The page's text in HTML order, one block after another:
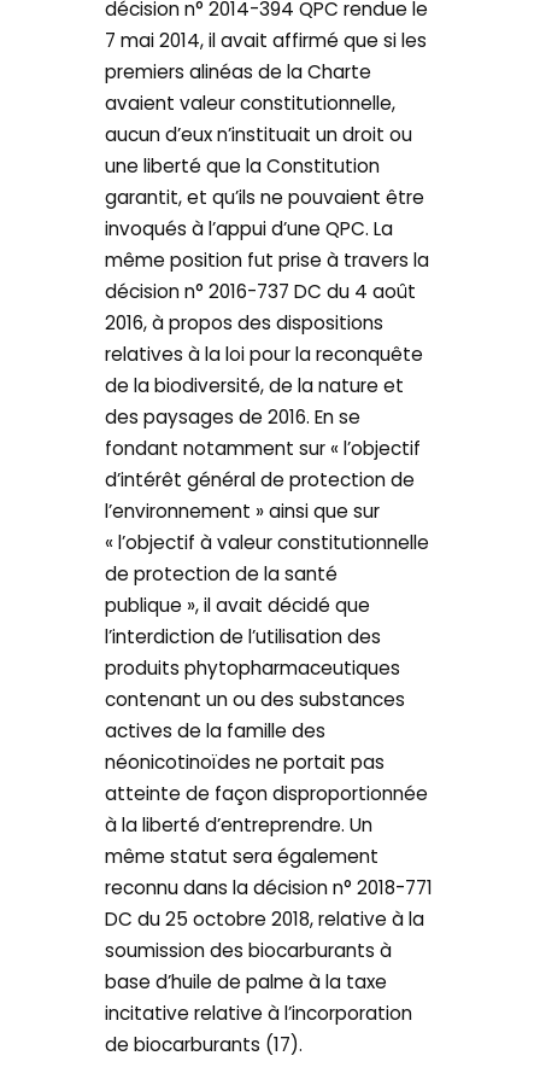
décision n° 2014-394 QPC rendue le
7 mai 2014, il avait affirmé que si les
premiers alinéas de la Charte
avaient valeur constitutionnelle,
aucun d’eux n’instituait un droit ou
une liberté que la Constitution
garantit, et qu’ils ne pouvaient être
invoqués à l’appui d’une QPC. La
même position fut prise à travers la
décision n° 2016-737 DC du 4 août
2016, à propos des dispositions
relatives à la loi pour la reconquête
de la biodiversité, de la nature et
des paysages de 2016. En se
fondant notamment sur « l’objectif
d’intérêt général de protection de
l’environnement » ainsi que sur
« l’objectif à valeur constitutionnelle
de protection de la santé
publique », il avait décidé que
l’interdiction de l’utilisation des
produits phytopharmaceutiques
contenant un ou des substances
actives de la famille des
néonicotinoïdes ne portait pas
atteinte de façon disproportionnée
à la liberté d’entreprendre. Un
même statut sera également
reconnu dans la décision n° 2018-771
DC du 25 octobre 2018, relative à la
soumission des biocarburants à
base d’huile de palme à la taxe
incitative relative à l’incorporation
de biocarburants (17).